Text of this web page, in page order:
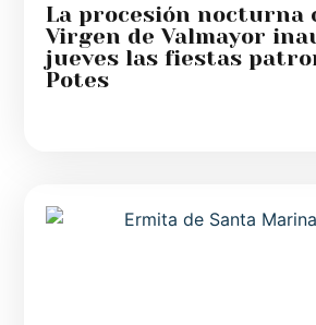
La procesión nocturna
Virgen de Valmayor
jueves las fiestas
Potes